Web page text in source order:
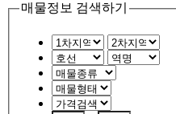
매물정보 검색하기